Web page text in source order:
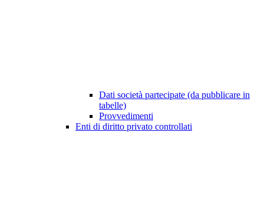
Dati società partecipate (da pubblicare in
tabelle)
Provvedimenti
Enti di diritto privato controllati